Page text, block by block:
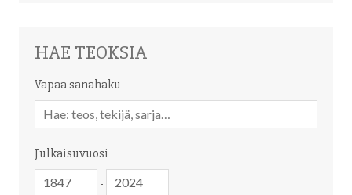
HAE TEOKSIA
Vapaa sanahaku
sanahaku
Julkaisuvuosi
-